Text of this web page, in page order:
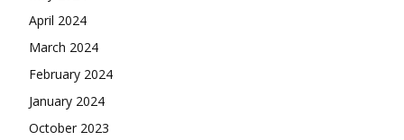
April 2024
March 2024
February 2024
January 2024
October 2023